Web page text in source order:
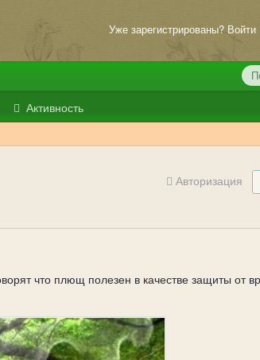
Уже зарегистрированы? Войти
Активность
Авторизация
что плющ полезен в качестве защиты от